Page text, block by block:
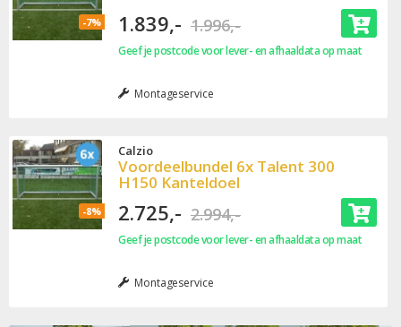
-7% 1.839,- 1.996,-
Geef je postcode voor lever- en afhaaldata op maat
Montageservice
-8%
Calzio
Voordeelbundel 6x Talent 300
H150 Kanteldoel
2.725,- 2.994,-
Geef je postcode voor lever- en afhaaldata op maat
Montageservice